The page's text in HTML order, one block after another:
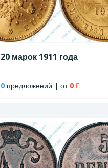
20 марок 1911 года
0предложений | от 0